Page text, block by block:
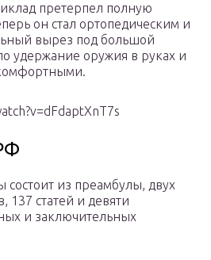
претерпел полную
он стал ортопедическим и
вырез под большой
удержание оружия в руках и
состоит из преамбулы, двух
137 статей и девяти
и заключительных